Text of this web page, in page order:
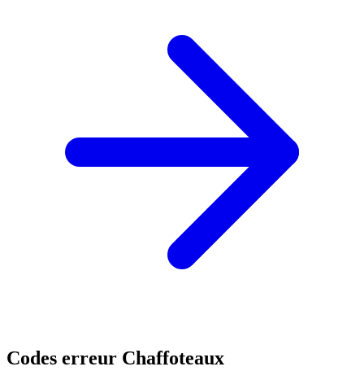
Codes erreur Chaffoteaux